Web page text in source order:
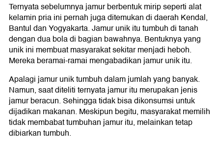
Ternyata sebelumnya jamur berbentuk mirip seperti alat
kelamin pria ini pernah juga ditemukan di daerah Kendal,
Bantul dan Yogyakarta. Jamur unik itu tumbuh di tanah
dengan dua bola di bagian bawahnya. Bentuknya yang
unik ini membuat masyarakat sekitar menjadi heboh.
Mereka beramai-ramai mengabadikan jamur unik itu.
Apalagi jamur unik tumbuh dalam jumlah yang banyak.
Namun, saat diteliti ternyata jamur itu merupakan jenis
jamur beracun. Sehingga tidak bisa dikonsumsi untuk
dijadikan makanan. Meskipun begitu, masyarakat memilih
tidak membabat tumbuhan jamur itu, melainkan tetap
dibiarkan tumbuh.